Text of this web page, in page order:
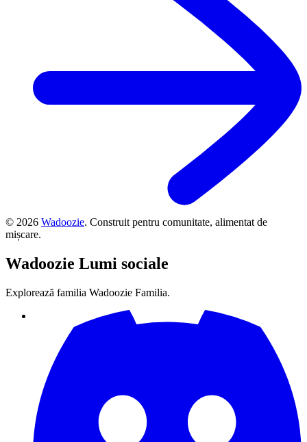
© 2026 Wadoozie. Construit pentru comunitate, alimentat de
mișcare.
Wadoozie Lumi sociale
Explorează familia Wadoozie Familia.